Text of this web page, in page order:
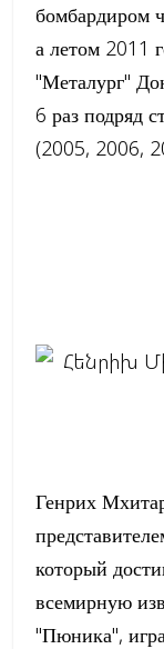
бомбардиром
а летом 2011
"Металург"
6 раз подряд
(2005, 2006,
Фото
Генрих
который
всемирную
"Пюника",